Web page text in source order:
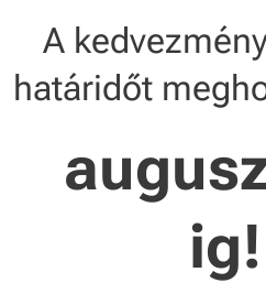
A
határidőt